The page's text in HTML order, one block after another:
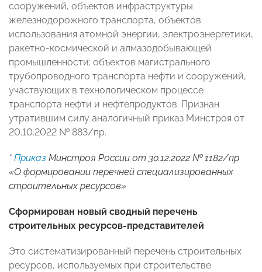
сооружений, объектов инфраструктуры
железнодорожного транспорта, объектов
использования атомной энергии, электроэнергетики,
ракетно-космической и алмазодобывающей
промышленности; объектов магистрального
трубопроводного транспорта нефти и сооружений,
участвующих в технологическом процессе
транспорта нефти и нефтепродуктов. Признан
утратившим силу аналогичный приказ Минстроя от
20.10.2022 № 883/пр.
* Приказ Минстроя России от 30.12.2022 № 1182/пр
«О формировании перечней специализированных
строительных ресурсов»
Сформирован новый сводный перечень
строительных ресурсов-представителей
Это систематизированный перечень строительных
ресурсов, используемых при строительстве